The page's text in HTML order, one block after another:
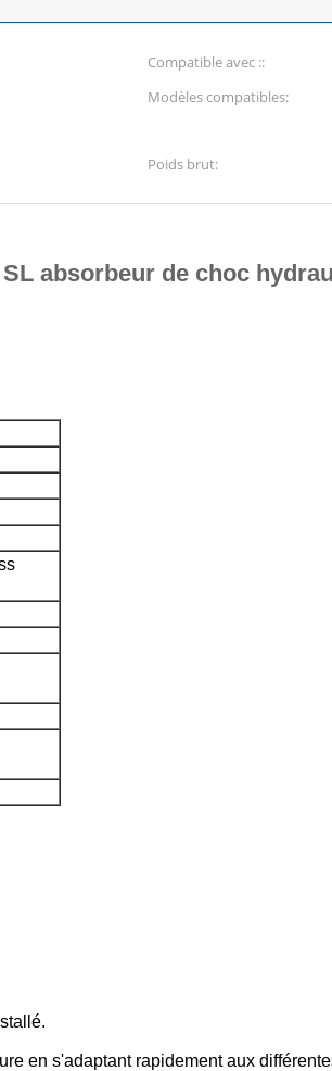
Compatible avec ::
Modèles compatibles:
Poids brut:
absorbeur de choc
en s'adaptant rapidement aux